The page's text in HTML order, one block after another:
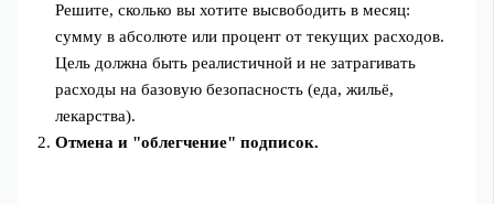
Решите, сколько вы хотите высвободить в месяц:
сумму в абсолюте или процент от текущих расходов.
Цель должна быть реалистичной и не затрагивать
расходы на базовую безопасность (еда, жильё,
лекарства).
Отмена и "облегчение" подписок.